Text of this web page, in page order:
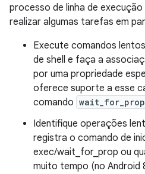
processo de linha de execução
realizar algumas tarefas em
Execute comandos
de shell e faça a
por uma propriedade
oferece suporte a esse
comando
Identifique operações
registra o comando de
exec/wait_for_prop ou
muito tempo (no Android